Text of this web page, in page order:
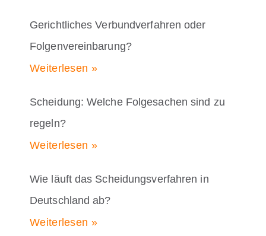
Gerichtliches Verbundverfahren oder
Folgenvereinbarung?
Weiterlesen »
Scheidung: Welche Folgesachen sind zu
regeln?
Weiterlesen »
Wie läuft das Scheidungsverfahren in
Deutschland ab?
Weiterlesen »